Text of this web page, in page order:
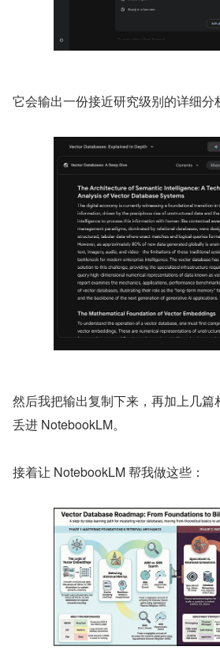
它会输出一份接近研究级别的详细分
然后我把输出复制下来，再加上几篇
丢进 NotebookLM。
接着让 NotebookLM 帮我做这些：